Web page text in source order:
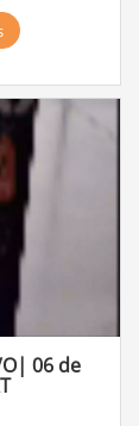
06 de